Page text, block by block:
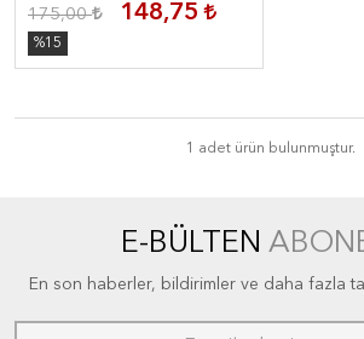
175,00 148,75
%15
1 adet ürün bulunmuştur.
E-BÜLTEN
En son haberler, bildirimler ve daha fazla